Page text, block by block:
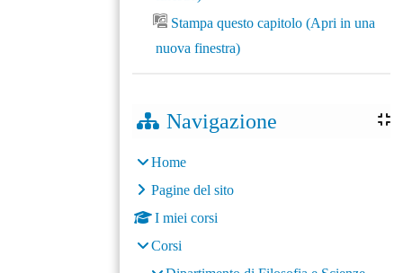
Stampa questo capitolo (Apri in una
nuova finestra)
Navigazione
Home
Pagine del sito
I miei corsi
Corsi